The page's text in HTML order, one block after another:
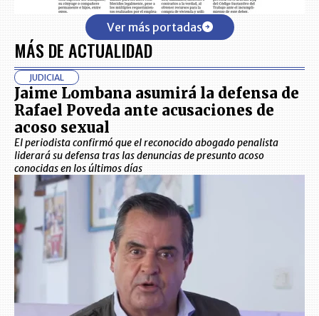
Ver más portadas
MÁS DE ACTUALIDAD
JUDICIAL
Jaime Lombana asumirá la defensa de
Rafael Poveda ante acusaciones de
acoso sexual
El periodista confirmó que el reconocido abogado penalista
liderará su defensa tras las denuncias de presunto acoso
conocidas en los últimos días